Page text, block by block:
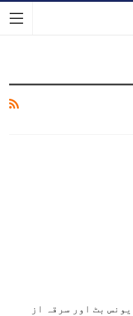
بٹ اور سرقہ از